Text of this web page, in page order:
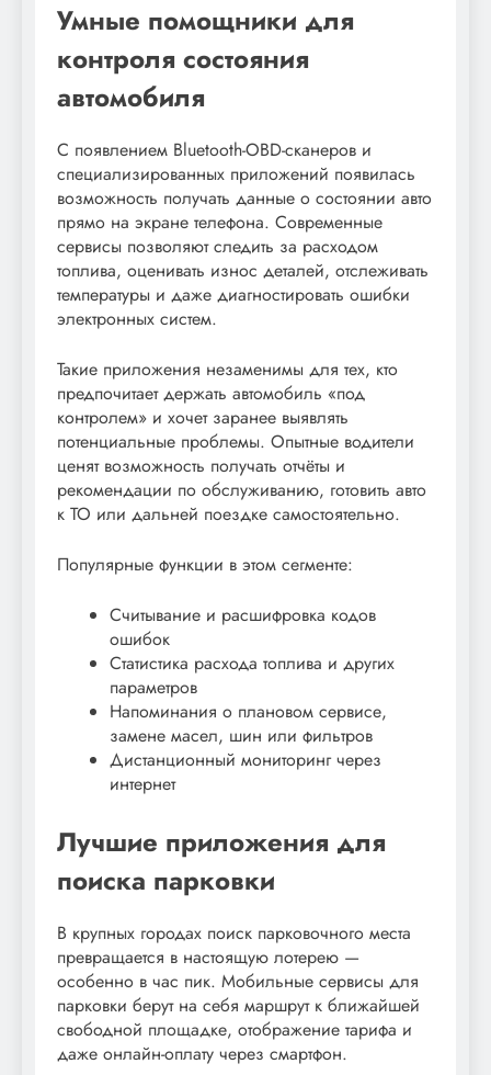
Умные помощники для
контроля состояния
автомобиля
С появлением Bluetooth-OBD-сканеров и
специализированных приложений появилась
возможность получать данные о состоянии авто
прямо на экране телефона. Современные
сервисы позволяют следить за расходом
топлива, оценивать износ деталей, отслеживать
температуры и даже диагностировать ошибки
электронных систем.
Такие приложения незаменимы для тех, кто
предпочитает держать автомобиль «под
контролем» и хочет заранее выявлять
потенциальные проблемы. Опытные водители
ценят возможность получать отчёты и
рекомендации по обслуживанию, готовить авто
к ТО или дальней поездке самостоятельно.
Популярные функции в этом сегменте:
Считывание и расшифровка кодов
ошибок
Статистика расхода топлива и других
параметров
Напоминания о плановом сервисе,
замене масел, шин или фильтров
Дистанционный мониторинг через
интернет
Лучшие приложения для
поиска парковки
В крупных городах поиск парковочного места
превращается в настоящую лотерею —
особенно в час пик. Мобильные сервисы для
парковки берут на себя маршрут к ближайшей
свободной площадке, отображение тарифа и
даже онлайн-оплату через смартфон.